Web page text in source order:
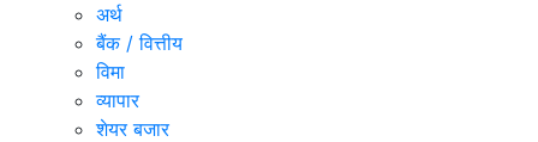
अर्थ
बैंक / वित्तीय
विमा
व्यापार
शेयर बजार